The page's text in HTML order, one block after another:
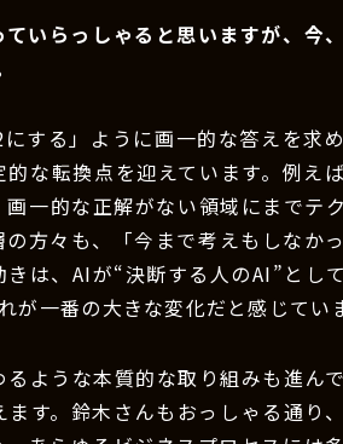
いらっしゃると思いますが、今
する」ように画一的な答えを求
な転換点を迎えています。例え
一的な正解がない領域にまでテ
方々も、「今まで考えもしなか
は、AIが“決断する人のAI”とし
一番の大きな変化だと感じていま
ような本質的な取り組みも進ん
す。鈴木さんもおっしゃる通り